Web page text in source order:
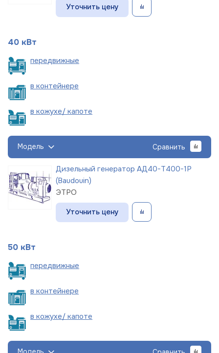
Уточнить цену
40 кВт
передвижные
в контейнере
в кожухе/ капоте
Модель Сравнить
Дизельный генератор АД40-Т400-1Р
(Baudouin)
ЭТРО
Уточнить цену
50 кВт
передвижные
в контейнере
в кожухе/ капоте